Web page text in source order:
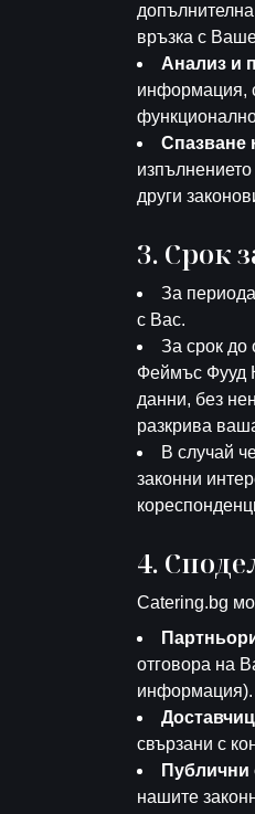
връзка с
Анализ и
информация,
Спазване
други
3. Срок
За
с Вас.
За срок до
Феймъс Фууд
данни, без
разкрива
В случай
законни
4.
Catering.bg
отговора на
информация).
свързани с
Публични
нашите